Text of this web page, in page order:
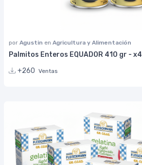
por Agustin en Agricultura y Alimentación
Palmitos Enteros EQUADOR 410 gr - x4
+260 Ventas